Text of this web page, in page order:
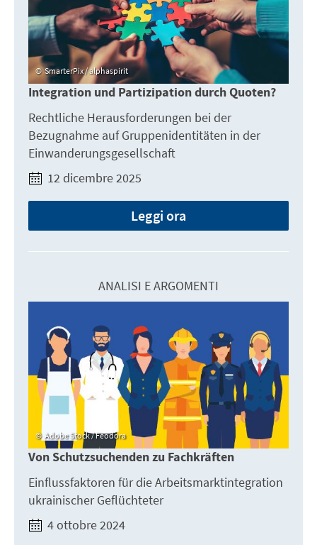
SmarterPix / alphaspirit
Integration und Partizipation durch Quoten?
Rechtliche Herausforderungen bei der
Bezugnahme auf Gruppenidentitäten in der
Einwanderungsgesellschaft
12 dicembre 2025
Leggi ora
ANALISI E ARGOMENTI
Adobe Stock / Feodora
Von Schutzsuchenden zu Fachkräften
Einflussfaktoren für die Arbeitsmarktintegration
ukrainischer Geflüchteter
4 ottobre 2024